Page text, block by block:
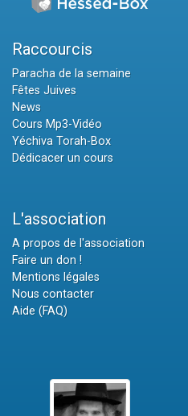
Raccourcis
Paracha de la semaine
Fêtes Juives
News
Cours Mp3-Vidéo
Yéchiva Torah-Box
Dédicacer un cours
L'association
A propos de l'association
Faire un don !
Mentions légales
Nous contacter
Aide (FAQ)